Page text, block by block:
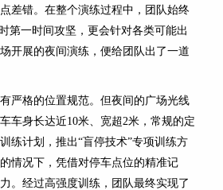
差错。在整个演练过程中，团队始终
第一时间攻坚，更会针对各类可能出
开展的夜间演练，便给团队出了一道
严格的位置规范。但夜间的广场光线
车身长达近10米、宽超2米，常规的定
练计划，推出“盲停技术”专项训练方
情况下，凭借对停车点位的精准记
。经过高强度训练，团队最终实现了